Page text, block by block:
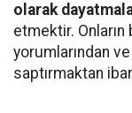
olarak
etmektir.
yorumlarından
saptırmaktan